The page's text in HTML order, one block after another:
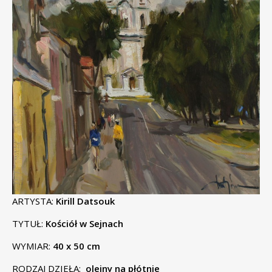
ARTYSTA: Kirill Datsouk
TYTUŁ: Kościół w Sejnach
WYMIAR: 40 x 50 cm
RODZAJ DZIEŁA: olejny na płótnie